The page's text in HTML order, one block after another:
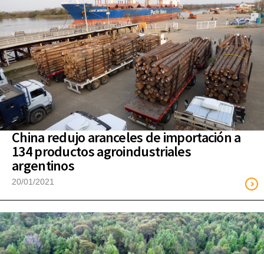
China redujo aranceles de importación a
134 productos agroindustriales
argentinos
20/01/2021